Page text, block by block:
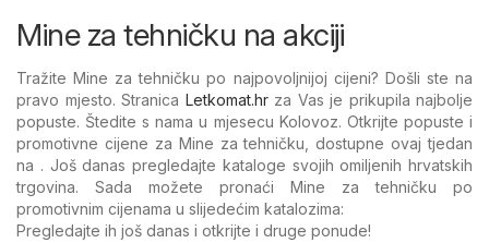
Mine za tehničku na akciji
Tražite Mine za tehničku po najpovoljnijoj cijeni? Došli ste na
pravo mjesto. Stranica Letkomat.hrza Vas je prikupila najbolje
popuste. Štedite s nama u mjesecu Kolovoz. Otkrijte popuste i
promotivne cijene za Mine za tehničku, dostupne ovaj tjedan
na . Još danas pregledajte kataloge svojih omiljenih hrvatskih
trgovina. Sada možete pronaći Mine za tehničku po
promotivnim cijenama u slijedećim katalozima:
Pregledajte ih još danas i otkrijte i druge ponude!